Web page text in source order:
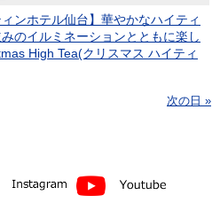
ィンホテル仙台】華やかなハイティ
のイルミネーションとともに楽し
High Tea(クリスマス ハイティ
次の日 »